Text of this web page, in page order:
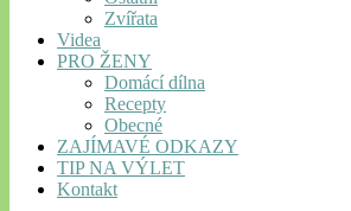
Zvířata
Videa
PRO ŽENY
Domácí dílna
Recepty
Obecné
ZAJÍMAVÉ ODKAZY
TIP NA VÝLET
Kontakt